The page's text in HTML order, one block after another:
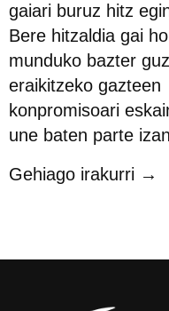
gaiari buruz hitz
Bere hitzaldia gai
munduko bazter
eraikitzeko gazteen
konpromisoari
une baten parte
Gehiago irakurri →